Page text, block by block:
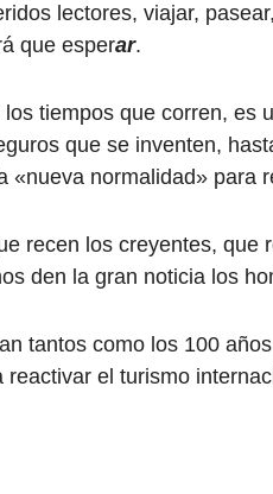
lectores, viajar,
que esperar.
tiempos que corren, es
que se inventen,
«nueva normalidad» para
recen los creyentes,
den la gran noticia los
tantos como los 100
reactivar el turismo